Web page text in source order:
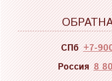
СПб +7-
Россия 8